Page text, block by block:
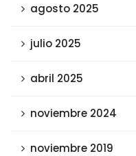
agosto 2025
julio 2025
abril 2025
noviembre 2024
noviembre 2019